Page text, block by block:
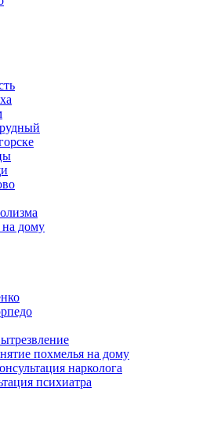
дому
похмелья на дому
нарколога
психиатра